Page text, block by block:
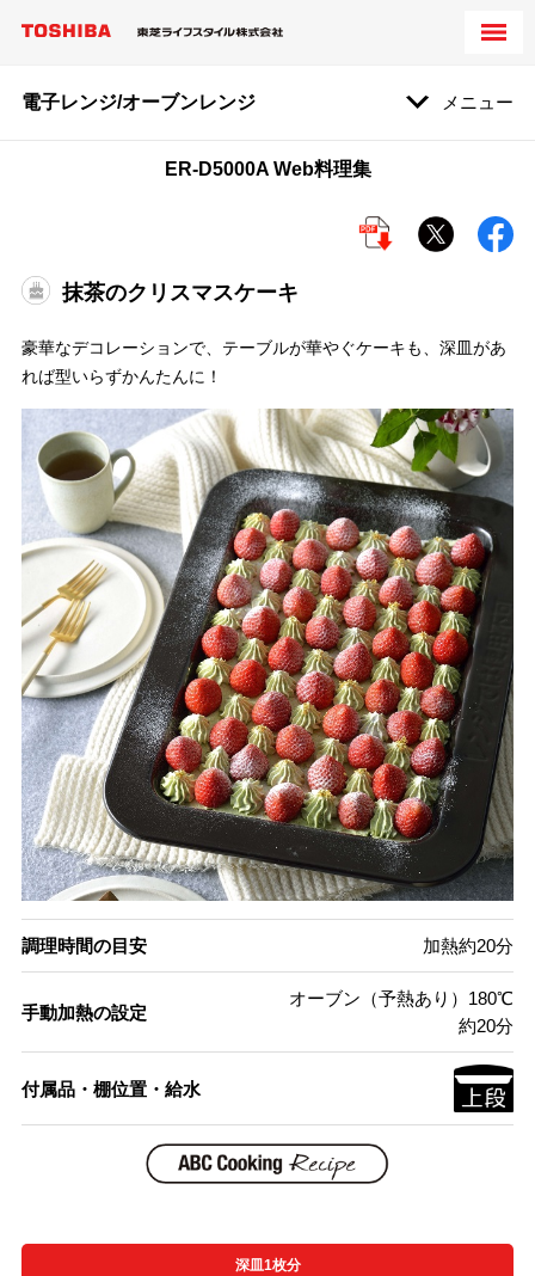
電子レンジ/オーブンレンジ メニュー
ER-D5000A Web料理集
抹茶のクリスマスケーキ
豪華なデコレーションで、テーブルが華やぐケーキも、深皿があ
れば型いらずかんたんに！
調理時間の目安 加熱約20分
手動加熱の設定
オーブン（予熱あり）180℃
約20分
付属品・棚位置・給水
深皿1枚分